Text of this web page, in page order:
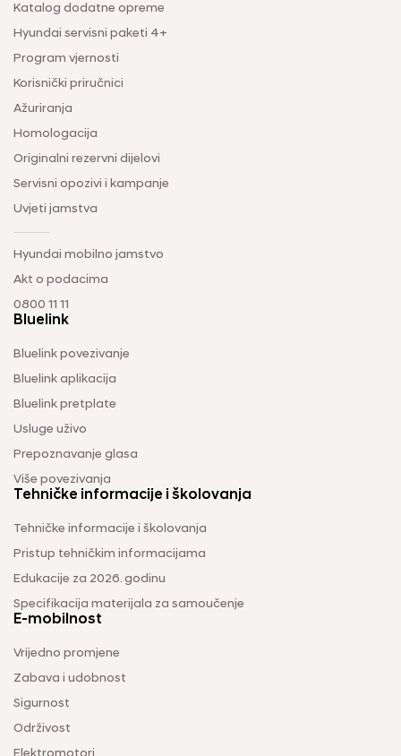
Katalog dodatne opreme
Hyundai servisni paketi 4+
Program vjernosti
Korisnički priručnici
Ažuriranja
Homologacija
Originalni rezervni dijelovi
Servisni opozivi i kampanje
Uvjeti jamstva
Hyundai mobilno jamstvo
Akt o podacima
0800 11 11
Bluelink
Bluelink povezivanje
Bluelink aplikacija
Bluelink pretplate
Usluge uživo
Prepoznavanje glasa
Više povezivanja
Tehničke informacije i školovanja
Tehničke informacije i školovanja
Pristup tehničkim informacijama
Edukacije za 2026. godinu
Specifikacija materijala za samoučenje
E-mobilnost
Vrijedno promjene
Zabava i udobnost
Sigurnost
Održivost